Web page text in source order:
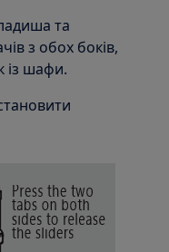
та
з обох боків,
із шафи.